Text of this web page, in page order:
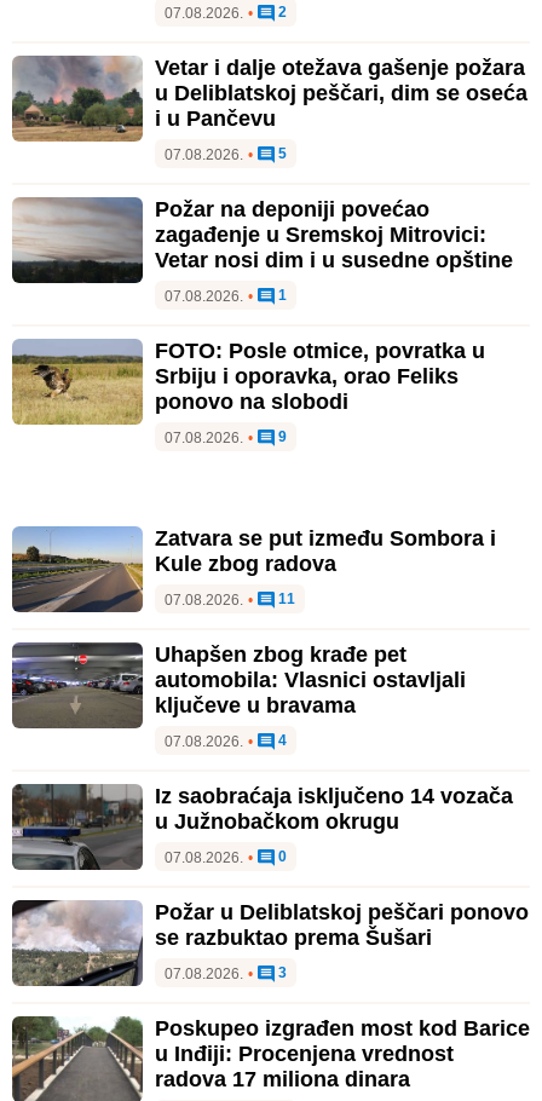
07.08.2026. • 2
Vetar i dalje otežava gašenje požara
u Deliblatskoj peščari, dim se oseća
i u Pančevu
07.08.2026. • 5
Požar na deponiji povećao
zagađenje u Sremskoj Mitrovici:
Vetar nosi dim i u susedne opštine
07.08.2026. • 1
FOTO: Posle otmice, povratka u
Srbiju i oporavka, orao Feliks
ponovo na slobodi
07.08.2026. • 9
Zatvara se put između Sombora i
Kule zbog radova
07.08.2026. • 11
Uhapšen zbog krađe pet
automobila: Vlasnici ostavljali
ključeve u bravama
07.08.2026. • 4
Iz saobraćaja isključeno 14 vozača
u Južnobačkom okrugu
07.08.2026. • 0
Požar u Deliblatskoj peščari ponovo
se razbuktao prema Šušari
07.08.2026. • 3
Poskupeo izgrađen most kod Barice
u Inđiji: Procenjena vrednost
radova 17 miliona dinara